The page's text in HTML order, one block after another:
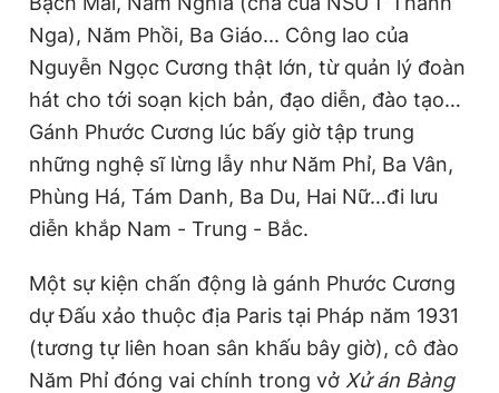
Nga), Năm Phồi, Ba Giáo... Công lao của
Nguyễn Ngọc Cương thật lớn, từ quản lý đoàn
hát cho tới soạn kịch bản, đạo diễn, đào tạo…
Gánh Phước Cương lúc bấy giờ tập trung
những nghệ sĩ lừng lẫy như Năm Phỉ, Ba Vân,
Phùng Há, Tám Danh, Ba Du, Hai Nữ…đi lưu
diễn khắp Nam - Trung - Bắc.
Một sự kiện chấn động là gánh Phước Cương
dự Đấu xảo thuộc địa Paris tại Pháp năm 1931
(tương tự liên hoan sân khấu bây giờ), cô đào
Năm Phỉ đóng vai chính trong vở Xử án Bàng